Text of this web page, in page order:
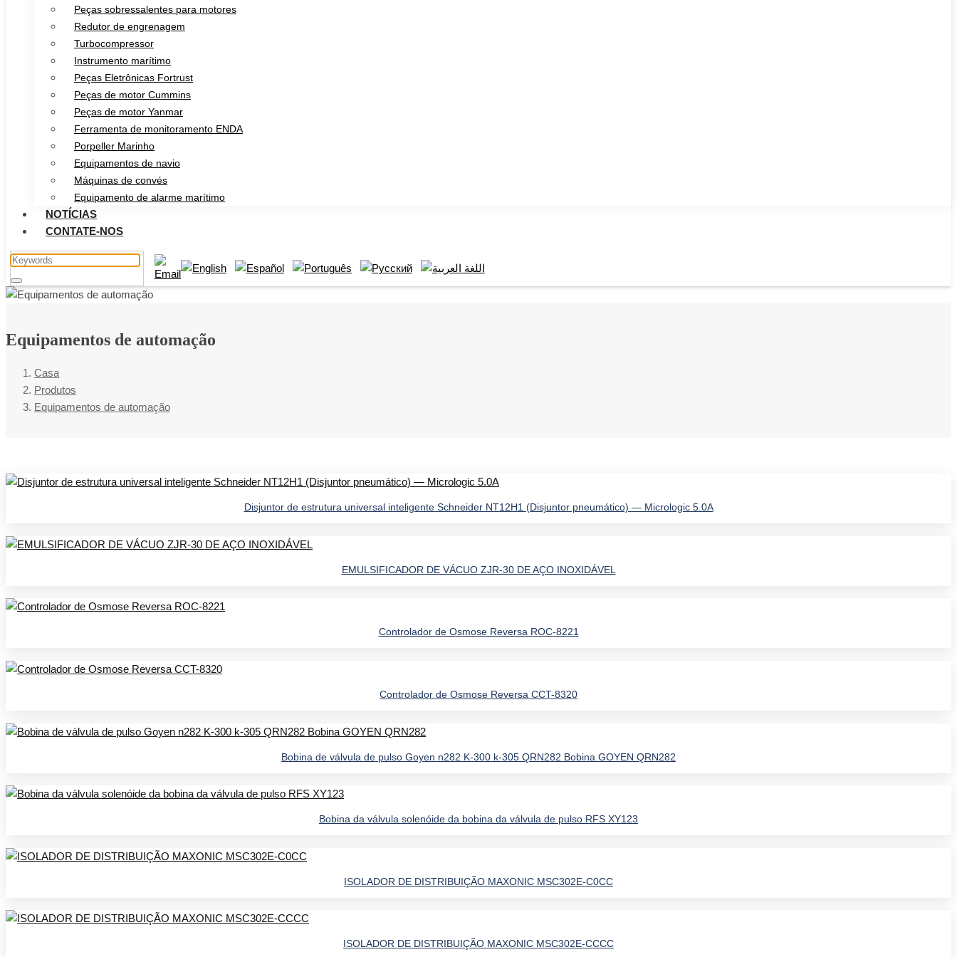
Peças sobressalentes para motores
Redutor de engrenagem
Turbocompressor
Instrumento marítimo
Peças Eletrônicas Fortrust
Peças de motor Cummins
Peças de motor Yanmar
Ferramenta de monitoramento ENDA
Porpeller Marinho
Equipamentos de navio
Máquinas de convés
Equipamento de alarme marítimo
NOTÍCIAS
CONTATE-NOS
Equipamentos de automação
Casa
Produtos
Equipamentos de automação
Disjuntor de estrutura universal inteligente Schneider NT12H1 (Disjuntor pneumático) — Micrologic 5.0A
EMULSIFICADOR DE VÁCUO ZJR-30 DE AÇO INOXIDÁVEL
Controlador de Osmose Reversa ROC-8221
Controlador de Osmose Reversa CCT-8320
Bobina de válvula de pulso Goyen n282 K-300 k-305 QRN282 Bobina GOYEN QRN282
Bobina da válvula solenóide da bobina da válvula de pulso RFS XY123
ISOLADOR DE DISTRIBUIÇÃO MAXONIC MSC302E-C0CC
ISOLADOR DE DISTRIBUIÇÃO MAXONIC MSC302E-CCCC